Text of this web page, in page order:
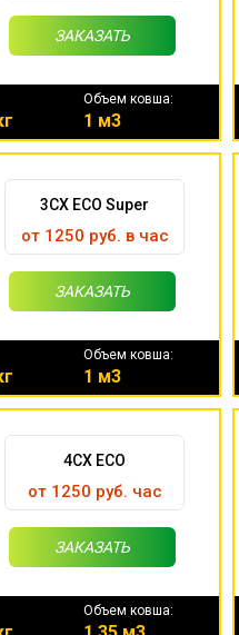
ЗАКАЗАТЬ
Объем ковша:
1 м3
3CX ECO Super
от 1250 руб. в час
ЗАКАЗАТЬ
Объем ковша:
1 м3
4CX ECO
от 1250 руб. час
ЗАКАЗАТЬ
Объем ковша: